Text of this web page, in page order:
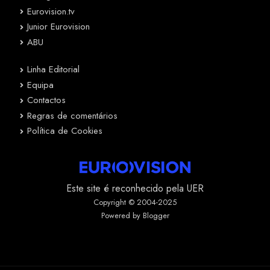
Eurovision.tv
Junior Eurovision
ABU
Linha Editorial
Equipa
Contactos
Regras de comentários
Política de Cookies
Este site é reconhecido pela UER
Copyright © 2004-2025
Powered by Blogger